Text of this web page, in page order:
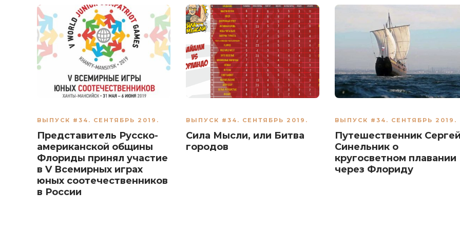
ВЫПУСК #34. СЕНТЯБРЬ 2019.
Представитель Русско-
американской общины
Флориды принял участие
в V Всемирных играх
юных соотечественников
в России
ВЫПУСК #34. СЕНТЯБРЬ 2019.
Сила Мысли, или Битва
городов
ВЫПУСК #34. СЕНТЯБРЬ 2019.
Путешественник Сергей
Синельник о
кругосветном плавании
через Флориду